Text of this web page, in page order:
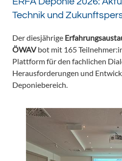
Technik und
Der diesjährige
ÖWAVbot mit 165
Plattform für den fachlichen
Herausforderungen und
Deponiebereich.